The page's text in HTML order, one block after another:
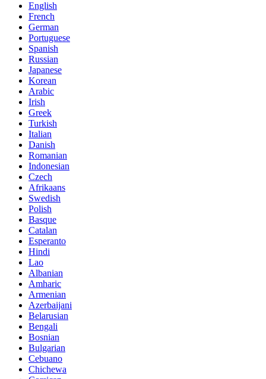
English
French
German
Portuguese
Spanish
Russian
Japanese
Korean
Arabic
Irish
Greek
Turkish
Italian
Danish
Romanian
Indonesian
Czech
Afrikaans
Swedish
Polish
Basque
Catalan
Esperanto
Hindi
Lao
Albanian
Amharic
Armenian
Azerbaijani
Belarusian
Bengali
Bosnian
Bulgarian
Cebuano
Chichewa